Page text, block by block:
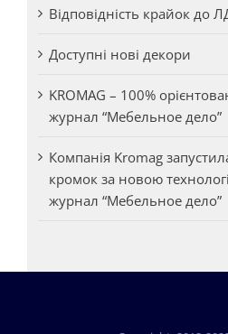
Відповідність крайок до
Доступні нові декори
KROMAG – 100%
журнал “Мебельное дело”
Компанія Kromag
кромок за новою
журнал “Мебельное дело”